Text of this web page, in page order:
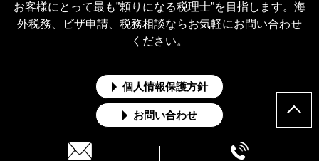
お客様にとって最も”頼りになる税理士”を目指します。海
外税務、ビザ申請、税務相談ならお気軽にお問い合わせ
ください。
個人情報保護方針
お問い合わせ
Copyright © 松田詔一税理士事務所